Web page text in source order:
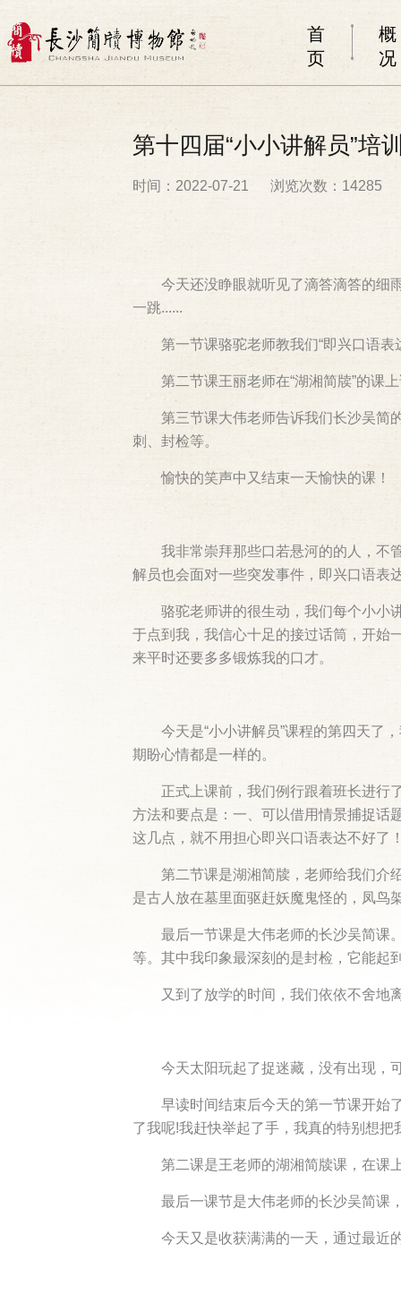
首
页
概
况
第十四届“小小讲解员”培
时间：2022-07-21 浏览次数：14285
今天还没睁眼就听见了滴答滴答的细
一跳......
第一节课骆驼老师教我们“即兴口语
第二节课王丽老师在“湖湘简牍”的课
第三节课大伟老师告诉我们长沙吴简
刺、封检等。
愉快的笑声中又结束一天愉快的课！
我非常崇拜那些口若悬河的的人，不
解员也会面对一些突发事件，即兴口语表
骆驼老师讲的很生动，我们每个小小
于点到我，我信心十足的接过话筒，开始
来平时还要多多锻炼我的口才。
今天是“小小讲解员”课程的第四天了
期盼心情都是一样的。
正式上课前，我们例行跟着班长进行
方法和要点是：一、可以借用情景捕捉话
这几点，就不用担心即兴口语表达不好了
第二节课是湖湘简牍，老师给我们介
是古人放在墓里面驱赶妖魔鬼怪的，凤鸟
最后一节课是大伟老师的长沙吴简课
等。其中我印象最深刻的是封检，它能起
又到了放学的时间，我们依依不舍地
今天太阳玩起了捉迷藏，没有出现，
早读时间结束后今天的第一节课开始
了我呢!我赶快举起了手，我真的特别想
第二课是王老师的湖湘简牍课，在课
最后一课节是大伟老师的长沙吴简课
今天又是收获满满的一天，通过最近